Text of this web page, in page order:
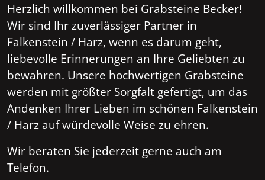
Herzlich willkommen bei Grabsteine Becker!
Wir sind Ihr zuverlässiger Partner in
Falkenstein / Harz, wenn es darum geht,
liebevolle Erinnerungen an Ihre Geliebten zu
bewahren. Unsere hochwertigen Grabsteine
werden mit größter Sorgfalt gefertigt, um das
Andenken Ihrer Lieben im schönen Falkenstein
/ Harz auf würdevolle Weise zu ehren.
Wir beraten Sie jederzeit gerne auch am
Telefon.